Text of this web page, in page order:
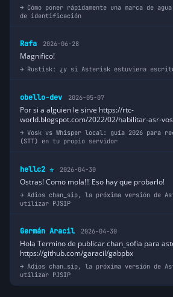
Cómo poner rápidamente una marca de
de identificación
Rafa 2026-06-28
Magnifico!
Rustisk: ¿y si Asterisk estuviera
obello-dev 2026-05-07
Por si a alguien le sirve https://rtc-
world.blogspot.com/2022/02/habilitar-asr-
Vosk vs Whisper local: guía 2026 para
(STT) en tu propio servidor
hellc2 ⭐ 2026-04-30
Ostras! Como mola!!! Eso hay que probarlo!
Adios chan_sip, la próxima versión de
utilizar PJSIP
Germán Aracil 2026-04-30
Hola Termino de publicar chan_sofia para
https://github.com/garacil/gabpbx
Adios chan_sip, la próxima versión de
utilizar PJSIP